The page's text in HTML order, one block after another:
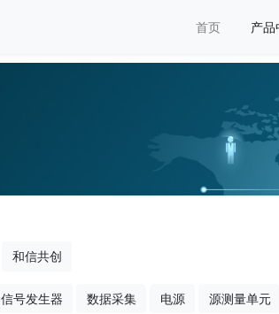
首页 产品
和信共创
信号发生器 数据采集 电源 源测量单元